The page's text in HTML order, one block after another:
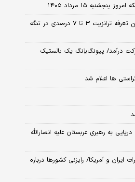
۱۵ مرداد ۱۴۰۵
رویترز: ایران و عمان برای تعیین تعرفه ترانزیت ۳ تا ۷ درصدی در تنگه
درآمد/ پیونگ‌یانگ یک بالستیک
ها اعلام شد
به رهبری عربستان علیه انصارالله
ایران و آمریکا/ رایزنی کشورها درباره